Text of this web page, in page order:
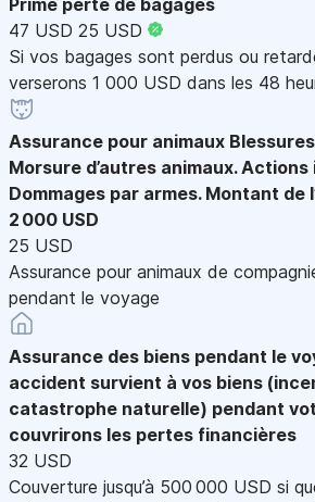
47 USD 25 USD
Si vos bagages sont perdus ou
verserons 1 000 USD dans les 48
Assurance pour animaux
Morsure d’autres animaux.
Dommages par armes. Montant de
2 000 USD
25 USD
Assurance pour animaux de
pendant le voyage
Assurance des biens pendant le
accident survient à vos biens
catastrophe naturelle) pendant
couvrirons les pertes financières
32 USD
Couverture jusqu’à 500 000 USD si